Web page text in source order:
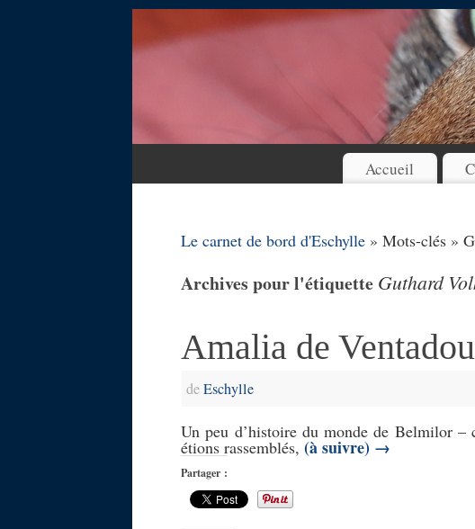
Accueil
Le carnet de bord d'Eschylle » Mots-clés »
Archives pour l'étiquette Guthard
Amalia de
deEschylle
Un peu d’histoire du monde de Belmilor –
étions rassemblés, (à suivre) →
Partager :